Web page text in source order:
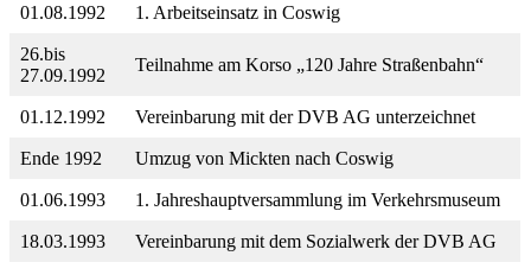
01.08.1992 1. Arbeitseinsatz in Coswig
26.bis
27.09.1992
Teilnahme am Korso „120 Jahre Straßenbahn“
01.12.1992 Vereinbarung mit der DVB AG unterzeichnet
Ende 1992 Umzug von Mickten nach Coswig
01.06.1993 1. Jahreshauptversammlung im Verkehrsmuseum
18.03.1993 Vereinbarung mit dem Sozialwerk der DVB AG